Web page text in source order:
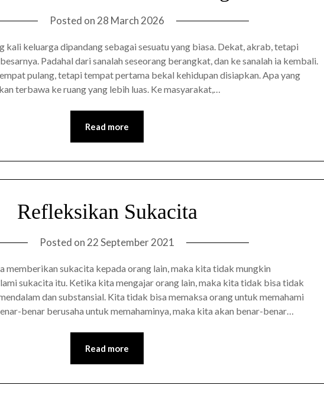
Posted on 28 March 2026
kali keluarga dipandang sebagai sesuatu yang biasa. Dekat, akrab, tetapi
Padahal dari sanalah seseorang berangkat, dan ke sanalah ia kembali.
pulang, tetapi tempat pertama bekal kehidupan disiapkan. Apa yang
terbawa ke ruang yang lebih luas. Ke masyarakat,…
Read more
Refleksikan Sukacita
Posted on22 September 2021
memberikan sukacita kepada orang lain, maka kita tidak mungkin
sukacita itu. Ketika kita mengajar orang lain, maka kita tidak bisa tidak
dan substansial. Kita tidak bisa memaksa orang untuk memahami
benar berusaha untuk memahaminya, maka kita akan benar-benar…
Read more